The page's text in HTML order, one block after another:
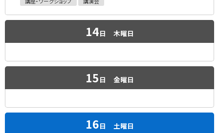
14日 木曜日
15 日 金曜日
16日 土曜日